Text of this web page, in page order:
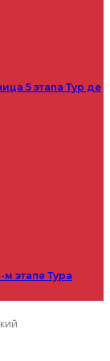
5 этапа Тур де
этапе Тура